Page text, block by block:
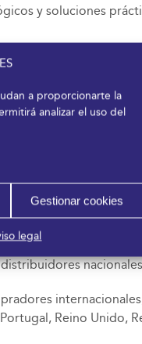
a proporcionarte la
analizar el uso del
Gestionar cookies
legal
y soluciones
gourmet,
Sabor Granada,
de Palencia y las
oferta
con el canal
de productos
cafés, tés y
ya que
Reino Unido,